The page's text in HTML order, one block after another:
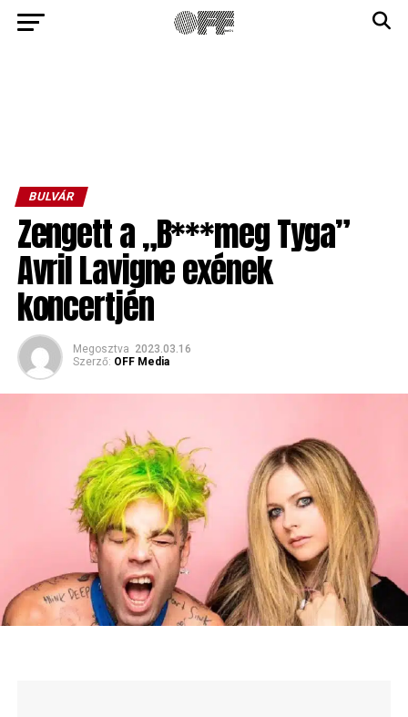
BULVÁR
Zengett a „B***meg Tyga”
Avril Lavigne exének
koncertjén
Megosztva 2023.03.16
Szerző: OFF Media